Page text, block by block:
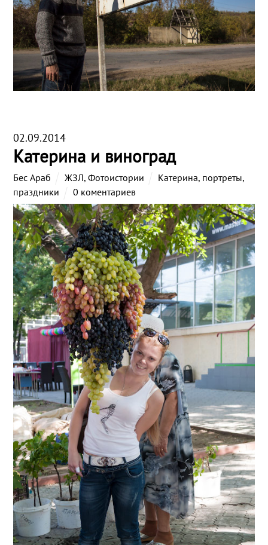
02.09.2014
Катерина и виноград
Бес Араб ЖЗЛ,Фотоистории Катерина, портреты,
праздники
0 коментариев